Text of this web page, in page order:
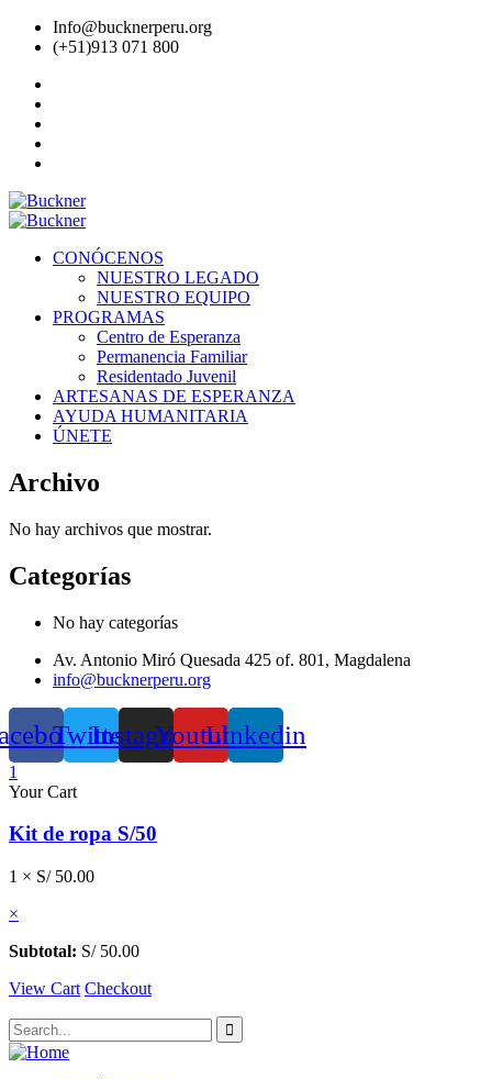
Info@bucknerperu.org
(+51)913 071 800
CONÓCENOS
NUESTRO LEGADO
NUESTRO EQUIPO
PROGRAMAS
Centro de Esperanza
Permanencia Familiar
Residentado Juvenil
ARTESANAS DE ESPERANZA
AYUDA HUMANITARIA
ÚNETE
Archivo
No hay archivos que mostrar.
Categorías
No hay categorías
Av. Antonio Miró Quesada 425 of. 801, Magdalena
info@bucknerperu.org
TwitterInstagramYoutubeLinkedin
1
Your Cart
Kit de ropa S/50
1 × S/50.00
×
Subtotal: S/50.00
View Cart Checkout